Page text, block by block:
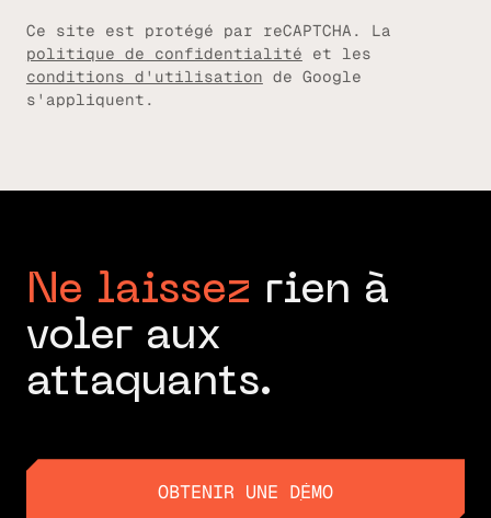
Ce site est protégé par reCAPTCHA. La
politique de confidentialité et les
conditions d'utilisation de Google
s'appliquent.
Ne laissez rien à
voler aux
attaquants.
OBTENIR UNE DÉMO